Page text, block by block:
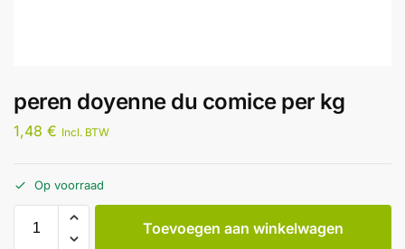
peren doyenne du comice per kg
1,48 € Incl. BTW
Op voorraad
Toevoegen aan winkelwagen